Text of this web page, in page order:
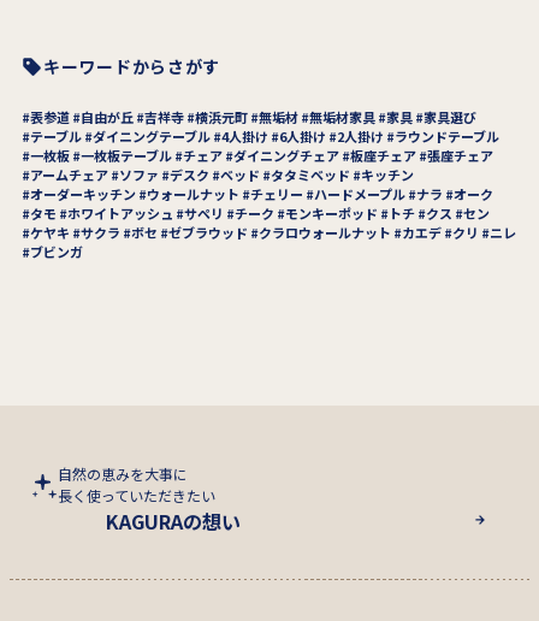
キーワードからさがす
表参道 自由が丘 吉祥寺 横浜元町 無垢材 無垢材家具 家具 家具選び
テーブル ダイニングテーブル 4人掛け 6人掛け 2人掛け
ラウンドテーブル
一枚板 一枚板テーブル チェア ダイニングチェア 板座チェア 張座チェア
アームチェア
ソファ デスク ベッド タタミベッド
キッチン
オーダーキッチン
ウォールナット チェリー ハードメープル ナラ
オーク
タモ
ホワイトアッシュ サペリ チーク モンキーポッド トチ クス
セン
ケヤキ
サクラ ボセ ゼブラウッド クラロウォールナット カエデ クリ
ニレ
ブビンガ
自然の恵みを大事に
長く使っていただきたい
KAGURAの想い